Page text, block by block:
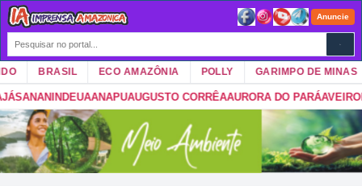
Anuncie
BRASIL ECO AMAZÔNIA POLLY GARIMPO DE MINAS
ANAPUAUGUSTO CORRÊAAURORA DO PARÁAVEIROBAGRE